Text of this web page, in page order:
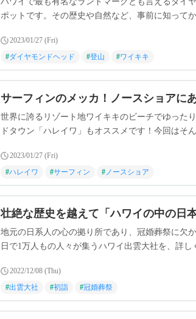
ポットです。その歴史や自然など、事前に知って
2023/01/27 (Fri)
#ダイヤモンドヘッド #登山 #ワイキキ
サーフィンのメッカ！ノースショアに
世界に誇るリゾート地ワイキキのビーチでゆった
ドタウン「ハレイワ」もオススメです！今回はそ
2023/01/27 (Fri)
#ハレイワ #サーフィン #ノースショア
壮絶な歴史を越えて「ハワイの中の日
地元の日系人の心の拠り所であり、冠婚葬祭に欠
日で1万人もの人々が集うハワイ出雲大社を、詳し
2022/12/08 (Thu)
#出雲大社 #初詣 #冠婚葬祭